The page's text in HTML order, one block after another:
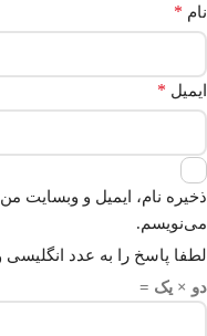
نام *
ایمیل *
ذخیره نام، ایمیل و وبسایت
می‌نویسم.
لطفا پاسخ را به عدد انگلیسی
دو × یک =